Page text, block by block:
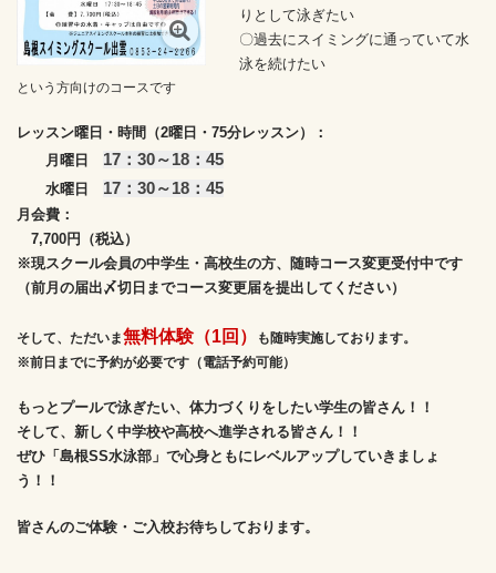
りとして泳ぎたい
〇過去にスイミングに通っていて水
泳を続けたい
という方向けのコースです
レッスン曜日・時間（2曜日・75分レッスン）：
月曜日 17：30～18：45
水曜日 17：30～18：45
月会費：
7,700円（税込）
※現スクール会員の中学生・高校生の方、随時コース変更受付中です
（前月の届出〆切日までコース変更届を提出してください）
そして、ただいま無料体験（1回）
も随時実施しております。
※前日までに予約が必要です（電話予約可能）
もっとプールで泳ぎたい、体力づくりをしたい学生の皆さん！！
そして、新しく中学校や高校へ進学される皆さん！！
ぜひ「島根SS水泳部」で心身ともにレベルアップしていきましょ
う！！
皆さんのご体験・ご入校お待ちしております。